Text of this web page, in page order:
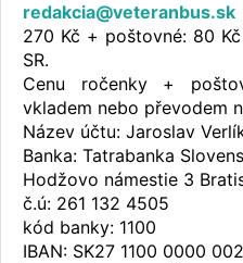
redakcia@veteranbus.sk
270 Kč + poštovné: 80
SR.
Cenu ročenky +
vkladem nebo převodem
Název účtu: Jaroslav
Banka: Tatrabanka
Hodžovo námestie 3
č.ú: 261 132 4505
kód banky: 1100
IBAN: SK27 1100 0000